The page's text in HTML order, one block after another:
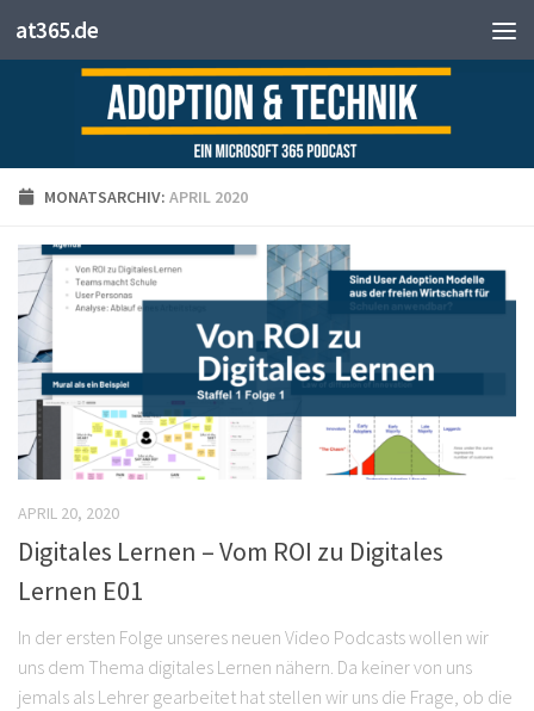
Zum Inhalt springen
at365.de
MONATSARCHIV: APRIL 2020
APRIL 20, 2020
Digitales Lernen – Vom ROI zu Digitales
Lernen E01
In der ersten Folge unseres neuen Video Podcasts wollen wir
uns dem Thema digitales Lernen nähern. Da keiner von uns
jemals als Lehrer gearbeitet hat stellen wir uns die Frage, ob die